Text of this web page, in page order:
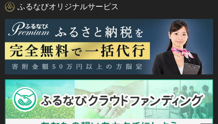
ふるなびオリジナルサービス